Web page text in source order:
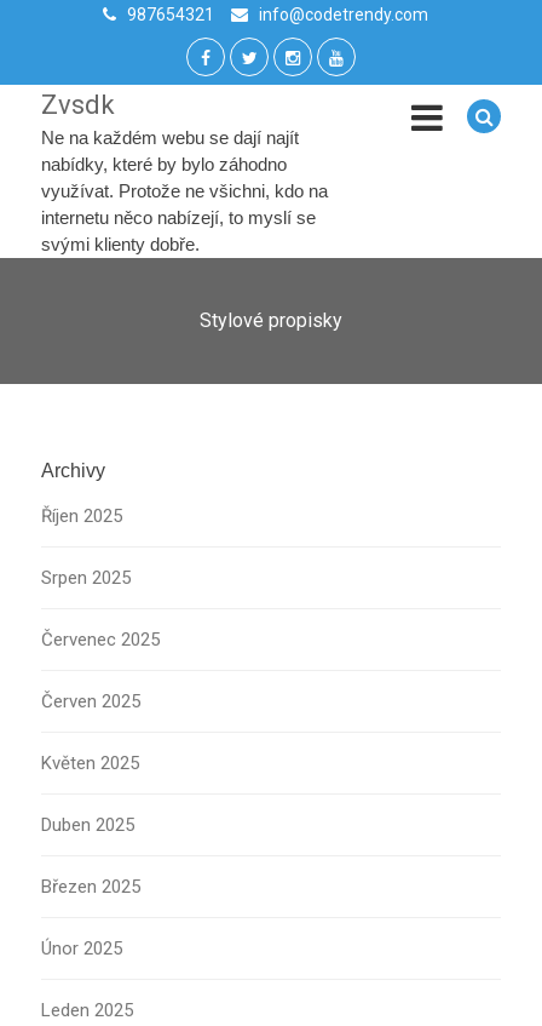
987654321 info@codetrendy.com
Zvsdk
Ne na každém webu se dají najít
nabídky, které by bylo záhodno
využívat. Protože ne všichni, kdo na
internetu něco nabízejí, to myslí se
svými klienty dobře.
Stylové propisky
Archivy
Říjen 2025
Srpen 2025
Červenec 2025
Červen 2025
Květen 2025
Duben 2025
Březen 2025
Únor 2025
Leden 2025